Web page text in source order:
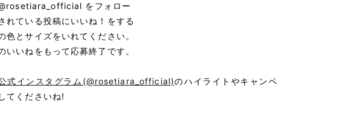
をフォロー
れている投稿にいいね！をする
色とサイズをいれてください。
いいねをもって応募終了です。
式インスタグラム(@rosetiara_official)のハイライトやキャンペ
てくださいね!